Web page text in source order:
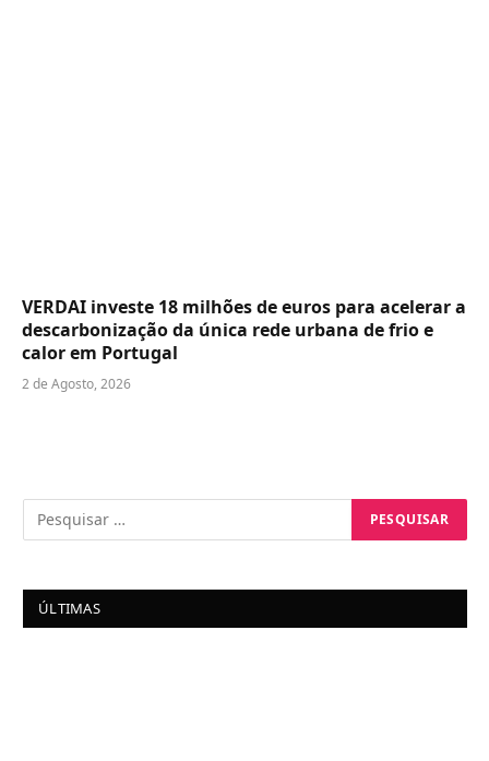
VERDAI investe 18 milhões de euros para acelerar a
descarbonização da única rede urbana de frio e
calor em Portugal
2 de Agosto, 2026
ÚLTIMAS